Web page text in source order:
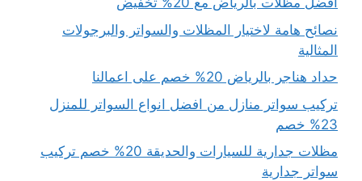
نصائح هامة لاختيار المظلات والسواتر والبرجولات
المثالية
حداد هناجر بالرياض 20% خصم على اعمالنا
تركيب سواتر منازل من افضل انواع السواتر للمنزل
23% خصم
مظلات جدارية للسيارات والحديقة 20% خصم تركيب
سواتر جدارية